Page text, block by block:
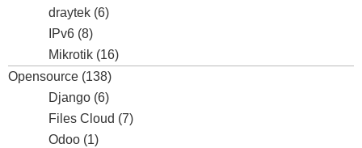
draytek (6)
IPv6 (8)
Mikrotik (16)
Opensource (138)
Django (6)
Files Cloud (7)
Odoo (1)